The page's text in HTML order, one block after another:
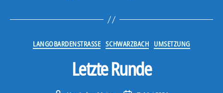
Kategorien
LANGOBARDENSTRASSE SCHWARZBACH UMSETZUNG
Letzte Runde